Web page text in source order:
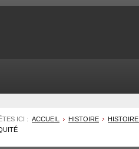
ICI : ACCUEIL HISTOIRE